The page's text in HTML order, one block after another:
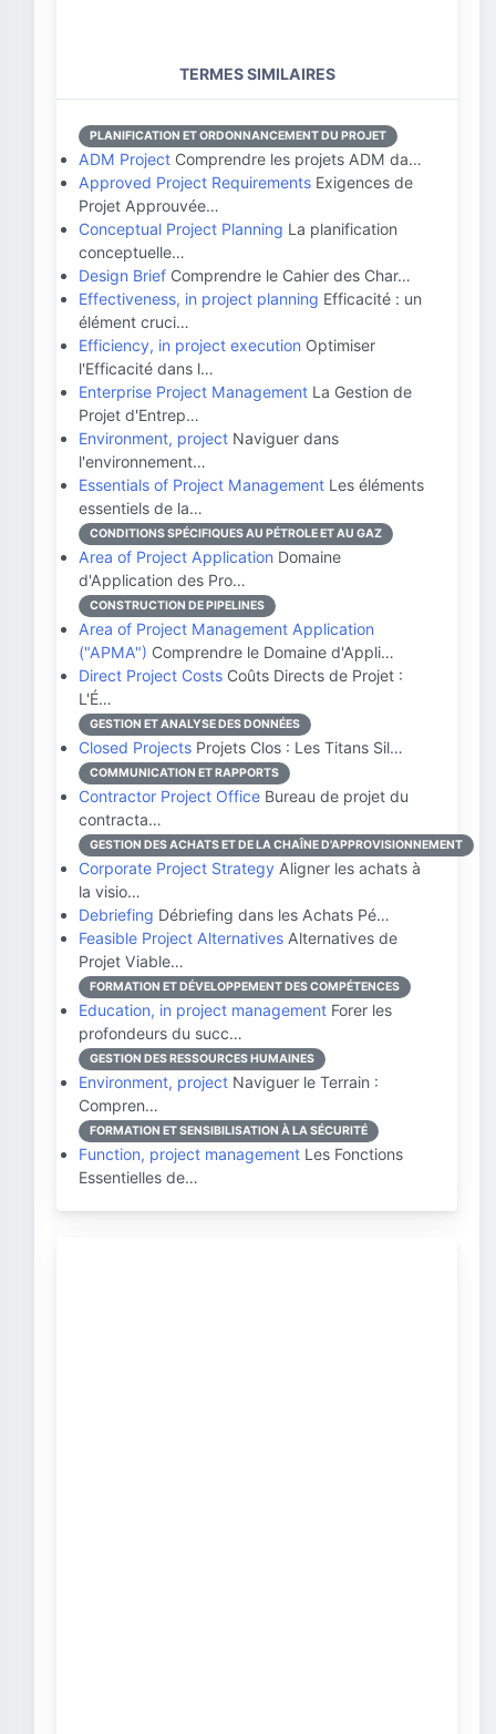
TERMES SIMILAIRES
PLANIFICATION ET ORDONNANCEMENT DU PROJET
ADM Project Comprendre les projets ADM da…
Approved Project Requirements Exigences de
Projet Approuvée…
Conceptual Project Planning La planification
conceptuelle…
Design Brief Comprendre le Cahier des Char…
Effectiveness, in project planning Efficacité : un
élément cruci…
Efficiency, in project execution Optimiser
l'Efficacité dans l…
Enterprise Project Management La Gestion de
Projet d'Entrep…
Environment, project Naviguer dans
l'environnement…
Essentials of Project Management Les éléments
essentiels de la…
CONDITIONS SPÉCIFIQUES AU PÉTROLE ET AU GAZ
Area of Project Application Domaine
d'Application des Pro…
CONSTRUCTION DE PIPELINES
Area of Project Management Application
("APMA") Comprendre le Domaine d'Appli…
Direct Project Costs Coûts Directs de Projet :
L'É…
GESTION ET ANALYSE DES DONNÉES
Closed Projects Projets Clos : Les Titans Sil…
COMMUNICATION ET RAPPORTS
Contractor Project Office Bureau de projet du
contracta…
GESTION DES ACHATS ET DE LA CHAÎNE D'APPROVISIONNEMENT
Corporate Project Strategy Aligner les achats à
la visio…
Debriefing Débriefing dans les Achats Pé…
Feasible Project Alternatives Alternatives de
Projet Viable…
FORMATION ET DÉVELOPPEMENT DES COMPÉTENCES
Education, in project management Forer les
profondeurs du succ…
GESTION DES RESSOURCES HUMAINES
Environment, project Naviguer le Terrain :
Compren…
FORMATION ET SENSIBILISATION À LA SÉCURITÉ
Function, project management Les Fonctions
Essentielles de…